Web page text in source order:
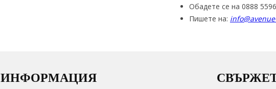
Обадете се на 0888
Пишете на:
ИНФОРМАЦИЯ